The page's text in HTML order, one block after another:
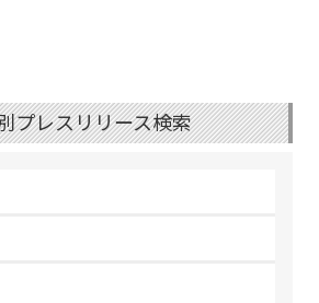
プレスリリース検索